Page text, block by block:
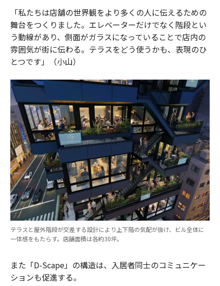
「私たちは店舗の世界観をより多くの人に伝えるための
舞台をつくりました。エレベーターだけでなく階段とい
う動線があり、側面がガラスになっていることで店内の
雰囲気が街に伝わる。テラスをどう使うかも、表現のひ
とつです」（小山）
テラスと屋外階段が交差する設計により上下階の気配が抜け、ビル全体に
一体感をもたらす。店舗面積は各約30坪。
また「D-Scape」の構造は、入居者同士のコミュニケー
ションも促進する。